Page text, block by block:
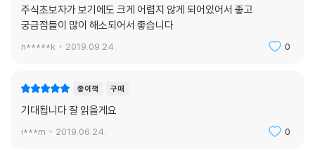
08 보조지표로 기술적 분석하기_보조지표 활용하기
09 또 다른 보조지표 ①_이동평균선으로 추세 파악하기
여기서 잠깐_크로스 전략
주식초보자가 보기에도 크게 어렵지 않게 되어있어서 좋고
궁금점들이 많이 해소되어서 좋습니다
n*****k 2019.09.24. 0
종이책 구매
기대됩니다 잘 읽을게요
i***m 2019.06.24. 0